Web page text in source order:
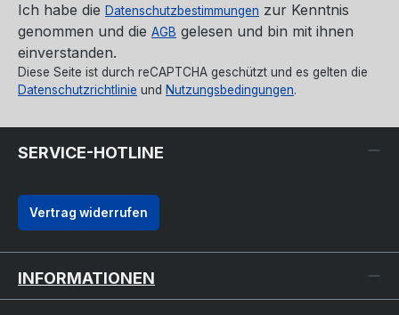
Ich habe die Datenschutzbestimmungen zur Kenntnis
genommen und die AGB gelesen und bin mit ihnen
einverstanden.
Diese Seite ist durch reCAPTCHA geschützt und es gelten die
Datenschutzrichtlinie und Nutzungsbedingungen.
SERVICE-HOTLINE
Vertrag widerrufen
INFORMATIONEN